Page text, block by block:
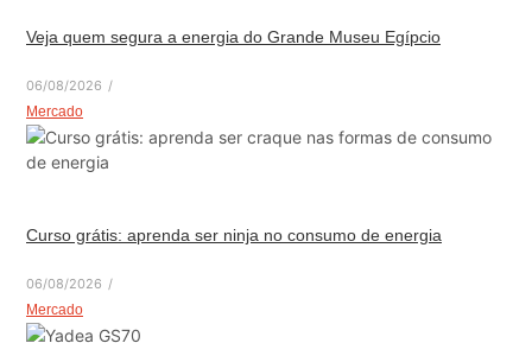
Veja quem segura a energia do Grande Museu Egípcio
06/08/2026 /
Mercado
Curso grátis: aprenda ser ninja no consumo de energia
06/08/2026 /
Mercado